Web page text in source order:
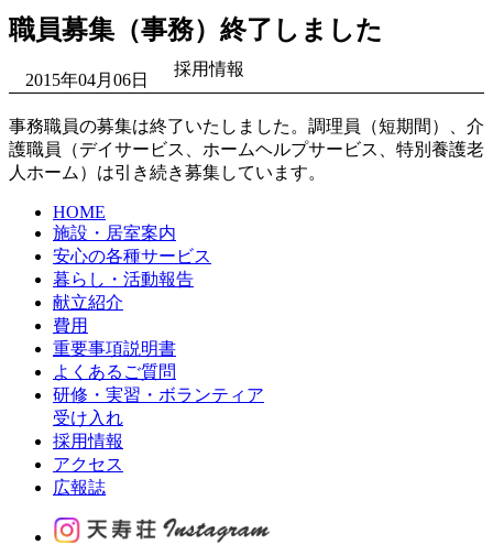
職員募集（事務）終了しました
2015年04月06日
採用情報
事務職員の募集は終了いたしました。調理員（短期間）、介
護職員（デイサービス、ホームヘルプサービス、特別養護老
人ホーム）は引き続き募集しています。
HOME
施設・居室案内
安心の各種サービス
暮らし・活動報告
献立紹介
費用
重要事項説明書
よくあるご質問
研修・実習・ボランティア
受け入れ
採用情報
アクセス
広報誌